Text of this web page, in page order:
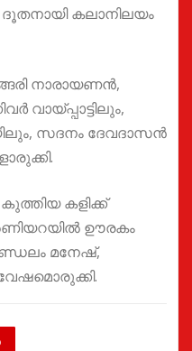
കലാനിലയം
നാരായണൻ,
വായ്പ്പാട്ടിലും,
സദനം ദേവദാസൻ
കളിക്ക്
ഊരകം
മനേഷ്,